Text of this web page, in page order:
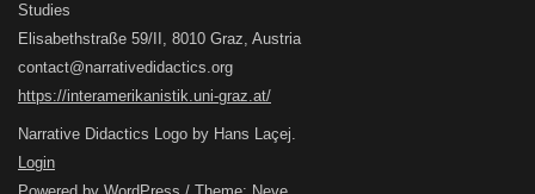
Studies
Elisabethstraße 59/II, 8010 Graz, Austria
contact@narrativedidactics.org
https://interamerikanistik.uni-graz.at/
Narrative Didactics Logo by Hans Laçej.
Login